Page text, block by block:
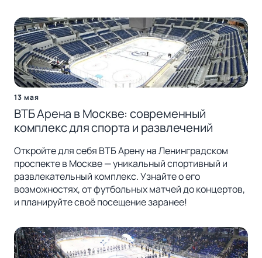
13 мая
ВТБ Арена в Москве: современный
комплекс для спорта и развлечений
Откройте для себя ВТБ Арену на Ленинградском
проспекте в Москве — уникальный спортивный и
развлекательный комплекс. Узнайте о его
возможностях, от футбольных матчей до концертов,
и планируйте своё посещение заранее!